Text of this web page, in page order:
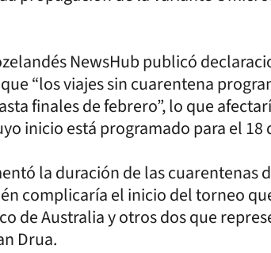
NewsHub publicó
“los viajes sin cuarentena
finales de febrero”, lo que
inicio está programado para el 18
la duración de las cuarentenas
complicaría el inicio del torneo
de Australia y otros dos que
Drua.